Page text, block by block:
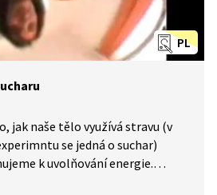
PL
jak naše tělo využívá stravu (v
se jedná o suchar)
k uvolňování energie.